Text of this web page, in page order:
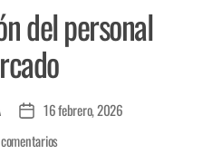
del personal
16 febrero, 2026